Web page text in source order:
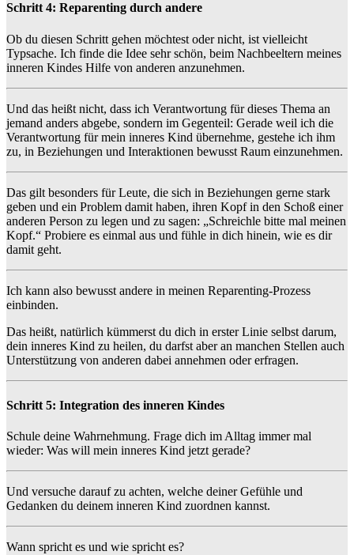
Schritt 4: Reparenting durch andere
Ob du diesen Schritt gehen möchtest oder nicht, ist vielleicht
Typsache. Ich finde die Idee sehr schön, beim Nachbeeltern meines
inneren Kindes Hilfe von anderen anzunehmen.
Und das heißt nicht, dass ich Verantwortung für dieses Thema an
jemand anders abgebe, sondern im Gegenteil: Gerade weil ich die
Verantwortung für mein inneres Kind übernehme, gestehe ich ihm
zu, in Beziehungen und Interaktionen bewusst Raum einzunehmen.
Das gilt besonders für Leute, die sich in Beziehungen gerne stark
geben und ein Problem damit haben, ihren Kopf in den Schoß einer
anderen Person zu legen und zu sagen: „Schreichle bitte mal meinen
Kopf.“ Probiere es einmal aus und fühle in dich hinein, wie es dir
damit geht.
Ich kann also bewusst andere in meinen Reparenting-Prozess
einbinden.
Das heißt, natürlich kümmerst du dich in erster Linie selbst darum,
dein inneres Kind zu heilen, du darfst aber an manchen Stellen auch
Unterstützung von anderen dabei annehmen oder erfragen.
Schritt 5: Integration des inneren Kindes
Schule deine Wahrnehmung. Frage dich im Alltag immer mal
wieder: Was will mein inneres Kind jetzt gerade?
Und versuche darauf zu achten, welche deiner Gefühle und
Gedanken du deinem inneren Kind zuordnen kannst.
Wann spricht es und wie spricht es?